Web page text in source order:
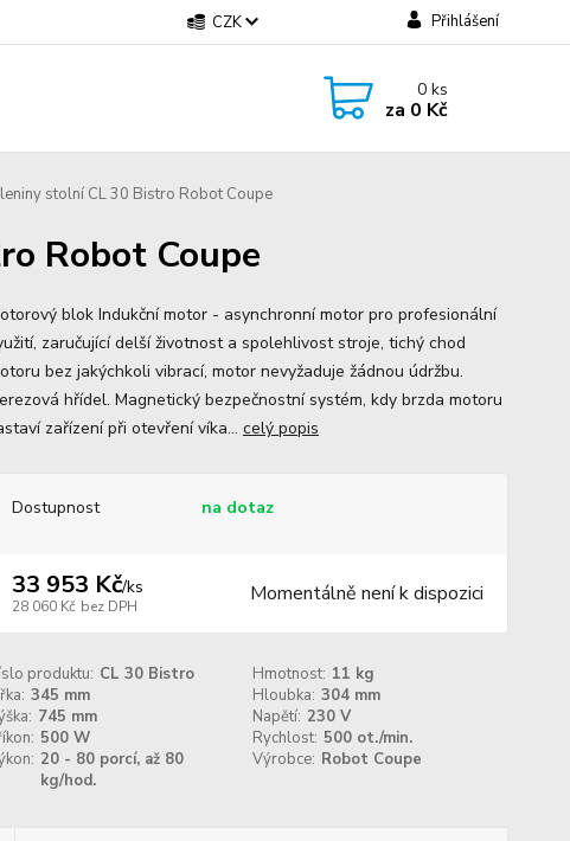
CZK Přihlášení
0ks
za 0 Kč
stolní CL 30 Bistro Robot Coupe
Robot Coupe
blok Indukční motor - asynchronní motor pro profesionální
zaručující delší životnost a spolehlivost stroje, tichý chod
bez jakýchkoli vibrací, motor nevyžaduje žádnou údržbu.
hřídel. Magnetický bezpečnostní systém, kdy brzda motoru
zařízení při otevření víka... celý popis
Dostupnost na dotaz
33 953 Kč/ks
28 060 Kč bez DPH Momentálně není k dispozici
produktu: CL 30 Bistro Hmotnost: 11 kg
345 mm Hloubka: 304 mm
745 mm Napětí: 230 V
500 W Rychlost: 500 ot./min.
20 - 80 porcí, až 80
kg/hod.
Výrobce: Robot Coupe